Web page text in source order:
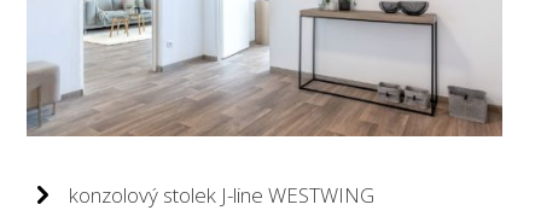
konzolový stolek J-line WESTWING